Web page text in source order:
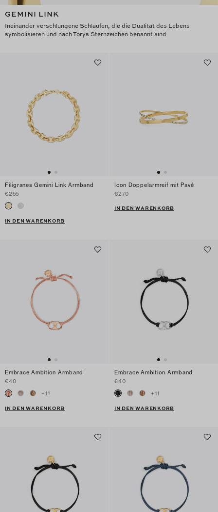
GEMINI LINK
Ineinander verschlungene Schlaufen, die die Dualität des Lebens
symbolisieren und nach Torys Sternzeichen benannt sind
Filigranes Gemini Link Armband
€255
IN DEN WARENKORB
Icon Doppelarmreif mit Pavé
€270
IN DEN WARENKORB
Embrace Ambition Armband
€40
+11
IN DEN WARENKORB
Embrace Ambition Armband
€40
+11
IN DEN WARENKORB